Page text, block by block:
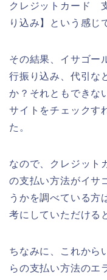
クレジットカード
り込み】という感じ
その結果、イサゴー
行振り込み、代引な
か？それともできな
サイトをチェックす
た。
なので、クレジット
の支払い方法がイサ
うかを調べている方
考にしていただける
ちなみに、これから
らの支払い方法のエ